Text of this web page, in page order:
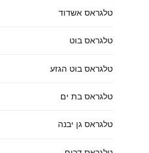
טלגראס אשדוד
טלגראס בוט
טלגראס בוט הגזע
טלגראס בת ים
טלגראס גן יבנה